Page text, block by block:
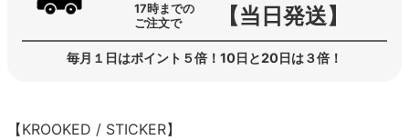
17時までの
ご注文で
【当日発送】
毎月１日はポイント５倍！10日と20日は３倍！
【KROOKED / STICKER】